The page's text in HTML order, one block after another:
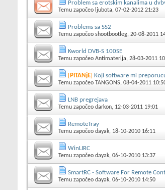
Problem sa erotskim kanalima u
Temu započeo ljubota, 07-02-2012 21:23
Problems sa SS2
Temu započeo shootbootleg, 20-08-2011
Kworld DVB-S 100SE
Temu započeo Antimaterija, 28-03-2011
[PITANjE] Koji software mi
Temu započeo TANGONS, 08-04-2011
LNB pregrejava
Temu započeo darkon, 12-03-2011 19:01
RemoteTray
Temu započeo dayak, 18-10-2010 16:11
WinLIRC
Temu započeo dayak, 06-10-2010 13:37
SmartRC - Software For Remote
Temu započeo dayak, 06-10-2010 14:50